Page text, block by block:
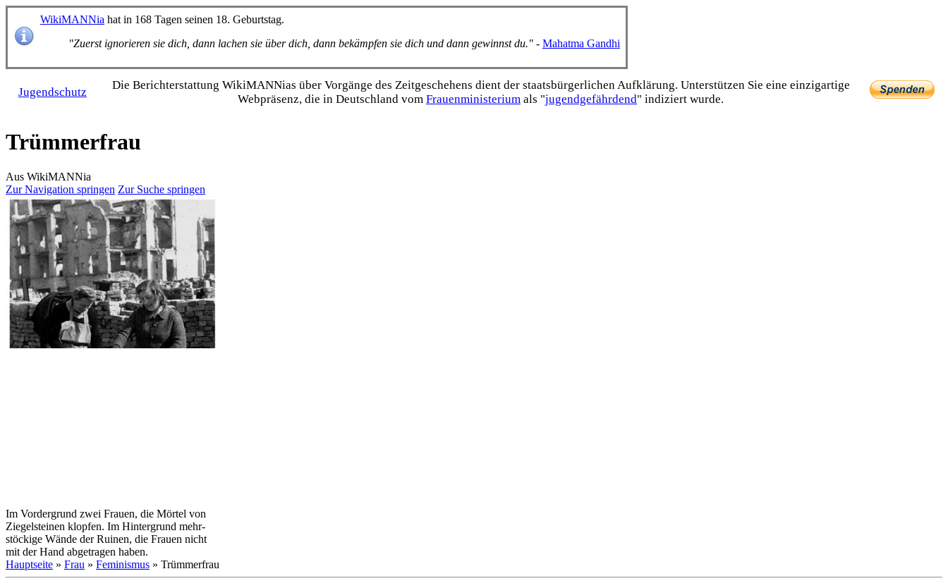
WikiMANNia hat in 168 Tagen seinen 18. Geburtstag.
"Zuerst ignorieren sie dich, dann lachen sie über dich, dann bekämpfen sie dich und dann gewinnst du." - Mahatma Gandhi
Jugendschutz
Die Bericht­erstattung WikiMANNias über Vorgänge des Zeitgeschehens dient der staats­bürgerlichen Aufklärung. Unterstützen Sie eine einzig­artige
Webpräsenz, die in Deutschland vom Frauen­ministerium als "jugend­gefährdend" indiziert wurde.
Trümmerfrau
Aus WikiMANNia
Zur Navigation springen Zur Suche springen
Im Vordergrund zwei Frauen, die Mörtel von
Ziegel­steinen klopfen. Im Hintergrund mehr­
stöckige Wände der Ruinen, die Frauen nicht
mit der Hand abgetragen haben.
Hauptseite » Frau » Feminismus » Trümmerfrau